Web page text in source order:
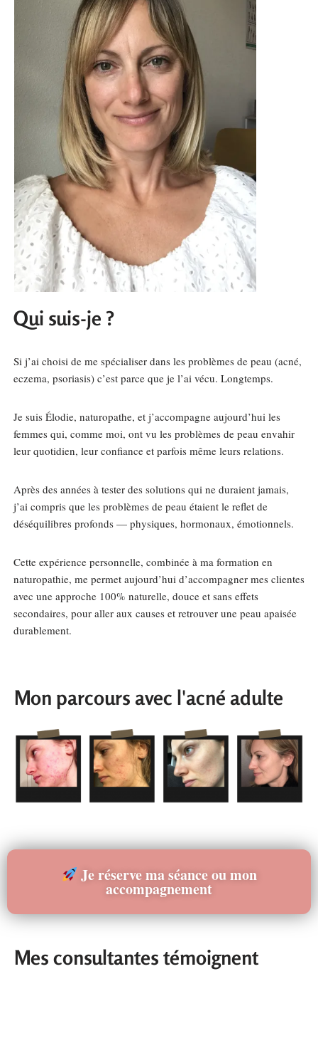
Qui suis-je ?
Si j’ai choisi de me spécialiser dans les problèmes de peau (acné,
eczema, psoriasis) c’est parce que je l’ai vécu. Longtemps.
Je suis Élodie, naturopathe, et j’accompagne aujourd’hui les
femmes qui, comme moi, ont vu les problèmes de peau envahir
leur quotidien, leur confiance et parfois même leurs relations.
Après des années à tester des solutions qui ne duraient jamais,
j’ai compris que les problèmes de peau étaient le reflet de
déséquilibres profonds — physiques, hormonaux, émotionnels.
Cette expérience personnelle, combinée à ma formation en
naturopathie, me permet aujourd’hui d’accompagner mes clientes
avec une approche 100% naturelle, douce et sans effets
secondaires, pour aller aux causes et retrouver une peau apaisée
durablement.
Mon parcours avec l'acné adulte
Je réserve ma séance ou mon
accompagnement
Mes consultantes témoignent